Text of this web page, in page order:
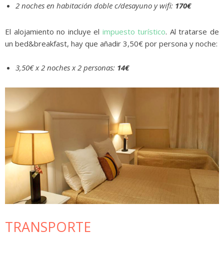
2 noches en habitación doble c/desayuno y wifi: 170€
El alojamiento no incluye el impuesto turístico. Al tratarse de
un bed&breakfast, hay que añadir 3,50€ por persona y noche:
3,50€ x 2 noches x 2 personas: 14€
TRANSPORTE